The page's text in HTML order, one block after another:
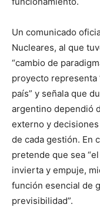
Un comunicado
Nucleares, al que
“cambio de
proyecto representa
país” y señala que
argentino dependió
externo y
de cada gestión. En
pretende que sea
invierta y empuje,
función esencial de
previsibilidad”.